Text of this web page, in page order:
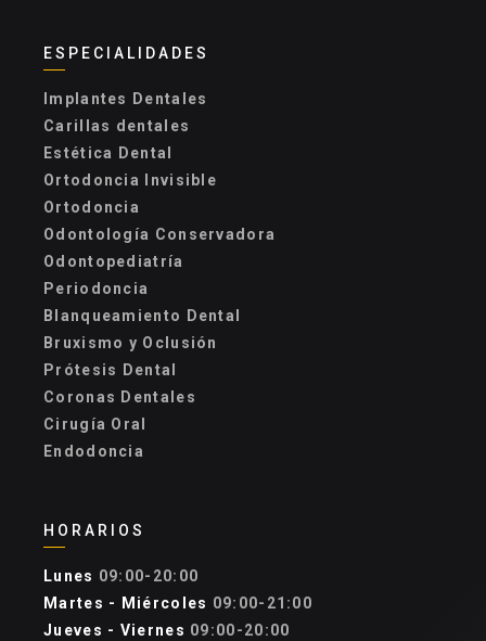
ESPECIALIDADES
Implantes Dentales
Carillas dentales
Estética Dental
Ortodoncia Invisible
Ortodoncia
Odontología Conservadora
Odontopediatría
Periodoncia
Blanqueamiento Dental
Bruxismo y Oclusión
Prótesis Dental
Coronas Dentales
Cirugía Oral
Endodoncia
HORARIOS
Lunes 09:00-20:00
Martes - Miércoles 09:00-21:00
Jueves - Viernes 09:00-20:00